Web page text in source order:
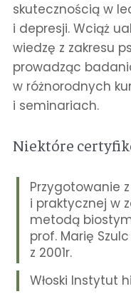
skutecznością w
i depresji. Wciąż
wiedzę z zakresu
prowadząc
w różnorodnych
i seminariach.
Niektóre
Przygotowanie
i praktycznej w
metodą
prof. Marię
z 2001r.
Włoski Instytut